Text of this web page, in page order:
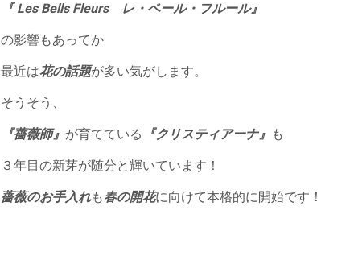
『 Les Bells Fleurs レ・ベール・フルール』
の影響もあってか
最近は花の話題が多い気がします。
そうそう、
『薔薇師』 が育てている 『クリスティアーナ』 も
３年目の新芽が随分と輝いています！
薔薇のお手入れも春の開花に向けて本格的に開始です！